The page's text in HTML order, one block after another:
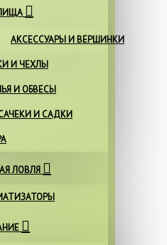
АКСЕССУАРЫ И ВЕРШИНКИ
И ЧЕХЛЫ
И ОБВЕСЫ
И САДКИ
ЛОВЛЯ